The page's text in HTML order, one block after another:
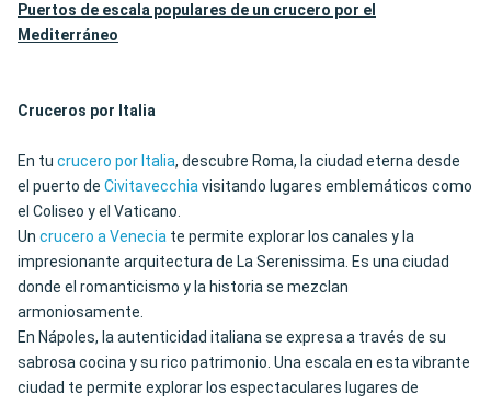
Puertos de escala populares de un crucero por el
Mediterráneo
Cruceros por Italia
En tu crucero por Italia, descubre Roma, la ciudad eterna desde
el puerto de Civitavecchiavisitando lugares emblemáticos como
el Coliseo y el Vaticano.
Un crucero a Venecia te permite explorar los canales y la
impresionante arquitectura de La Serenissima. Es una ciudad
donde el romanticismo y la historia se mezclan
armoniosamente.
En Nápoles, la autenticidad italiana se expresa a través de su
sabrosa cocina y su rico patrimonio. Una escala en esta vibrante
ciudad te permite explorar los espectaculares lugares de